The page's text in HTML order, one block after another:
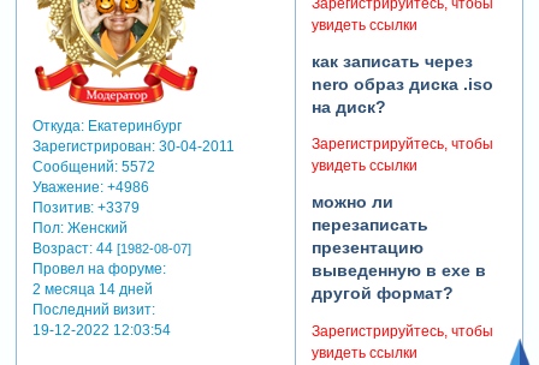
следующие методы:
1. очистка папок временных
интернета (меню "сервис -
свойства обозревателя -
удалить файлы... - удалить
это содержимое - ок)
и системы (пуск - все
служебные - очистка диска -
диск с: - отметить "temporary
internet files", "временные
файлы отчетов об ошибках"
и "временные файлы").
3. удаление файла
"имя_шоу.pxc" и открытие
презентации. далее "файл
- собрать файлы
кнопку "обзор", выбираете
нужную папку. затем
нажимаете "собрать"
Откуда:Екатеринбург
Зарегистрирован: 30-04-2011
Сообщений:5572
Уважение: +4986
Позитив: +3379
Пол:Женский
Возраст:44 [1982-08-07]
Провел на форуме:
2 месяца 14 дней
Последний визит:
19-12-2022 12:03:54
Зарегистрируйтесь, чтобы
увидеть ссылки
как записать через
nero образ диска .iso
на диск?
Зарегистрируйтесь, чтобы
увидеть ссылки
можно ли
перезаписать
презентацию
выведенную в ехе в
другой формат?
Зарегистрируйтесь, чтобы
увидеть ссылки